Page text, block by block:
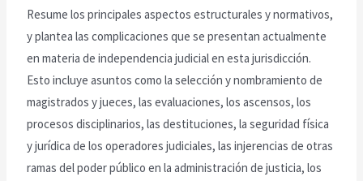
Resume los principales aspectos estructurales y normativos,
y plantea las complicaciones que se presentan actualmente
en materia de independencia judicial en esta jurisdicción.
Esto incluye asuntos como la selección y nombramiento de
magistrados y jueces, las evaluaciones, los ascensos, los
procesos disciplinarios, las destituciones, la seguridad física
y jurídica de los operadores judiciales, las injerencias de otras
ramas del poder público en la administración de justicia, los